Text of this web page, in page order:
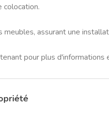
colocation.
meubles, assurant une
pour plus d'informations